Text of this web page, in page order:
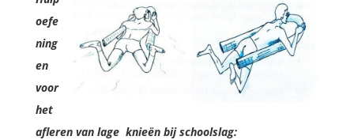
oefe
ning
en
voor
het
afleren van lage knieën bij schoolslag: